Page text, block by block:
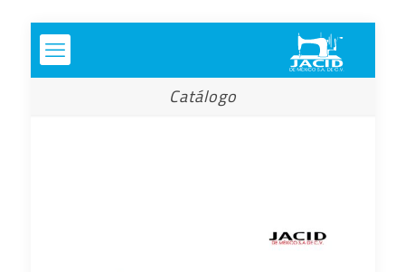
Catálogo